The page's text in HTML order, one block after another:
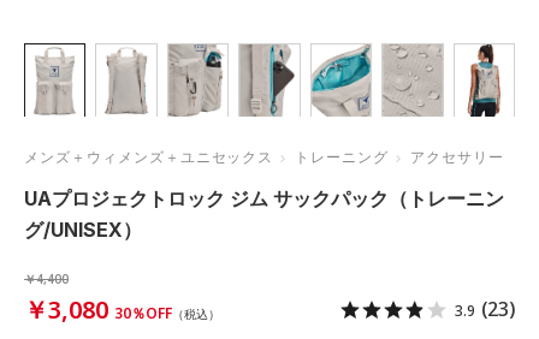
メンズ＋ウィメンズ＋ユニセックス トレーニング アクセサリー
UAプロジェクトロック ジム サックパック（トレーニン
グ/UNISEX）
￥4,400
￥3,080 30％OFF （税込） 3.9 (23)